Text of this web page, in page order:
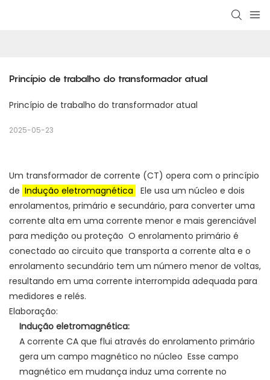
Princípio de trabalho do transformador atual
Princípio de trabalho do transformador atual
2025-05-23
Um transformador de corrente (CT) opera com o princípio
de Indução eletromagnética
Ele usa um núcleo e dois
enrolamentos, primário e secundário, para converter uma
corrente alta em uma corrente menor e mais gerenciável
para medição ou proteção O enrolamento primário é
conectado ao circuito que transporta a corrente alta e o
enrolamento secundário tem um número menor de voltas,
resultando em uma corrente interrompida adequada para
medidores e relés.
Elaboração:
Indução eletromagnética:
A corrente CA que flui através do enrolamento primário
gera um campo magnético no núcleo Esse campo
magnético em mudança induz uma corrente no